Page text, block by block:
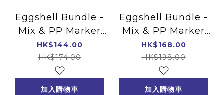
Eggshell Bundle -
Mix & PP Marker
4mm
HK$144.00
HK$174.00
加入購物車
Eggshell Bundle -
Mix & PP Marker
4-8mm
HK$168.00
HK$198.00
加入購物車